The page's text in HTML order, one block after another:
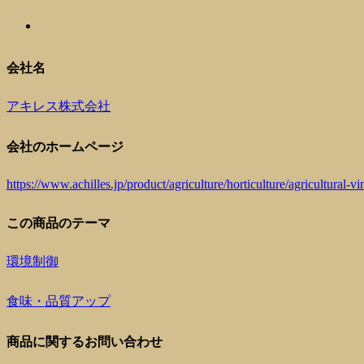
会社名
アキレス株式会社
会社のホームページ
https://www.achilles.jp/product/agriculture/horticulture/agricultural-
この商品のテーマ
環境制御
食味・品質アップ
商品に関するお問い合わせ